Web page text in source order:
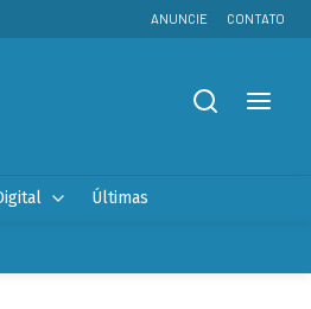
ANUNCIE CONTATO
Últimas